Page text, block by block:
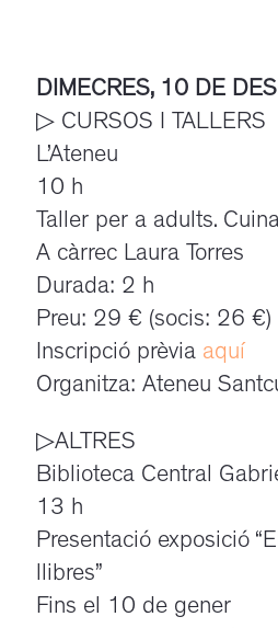
DIMECRES, 10 DE
▷ CURSOS I TALLERS
L’Ateneu
10 h
Taller per a adults.
A càrrec Laura Torres
Durada: 2 h
Preu: 29 € (socis: 26 €)
Inscripció prèvia aquí
Organitza: Ateneu
▷ALTRES
Biblioteca Central
13 h
Presentació exposició
llibres”
Fins el 10 de gener